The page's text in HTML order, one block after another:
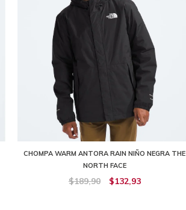
CHOMPA WARM ANTORA RAIN NIÑO NEGRA THE
NORTH FACE
$189,90 $132,93